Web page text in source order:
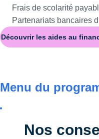
Frais de scolarité
Partenariats bancaires
Découvrir les aides au
Menu du
Nos